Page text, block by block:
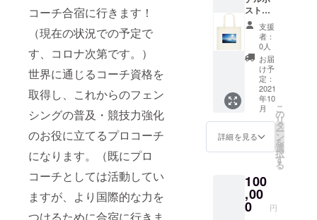
コーチ合宿に行きます！
（現在の状況での予定で
す、コロナ次第です。）
世界に通じるコーチ資格を
取得し、これからのフェン
シングの普及・競技力強化
のお役に立てるプロコーチ
になります。（既にプロ
コーチとしては活動してい
ますが、より国際的な力を
つけるために合宿に行きま
い。
（青い
方がAで
山の方
がBで
す。）
備考欄
にAもし
くはBと
お書き
くださ
い。
スト
カード
（デザ
インC
池）と
オリジ
ナル
トート
バッグ
とお礼
のメッ
セージ
動画を
差し上
す。
トート
バッグ
はデザ
支援
者：
0人
お届
け予
定：
2021
年10
月
詳細を見る
こ
の
リ
タ
ー
ン
を
選
択
す
る
100
,00
0 円